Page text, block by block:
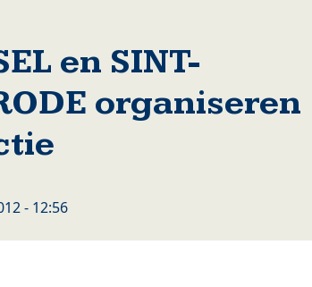
en SINT-
organiseren
- 12:56